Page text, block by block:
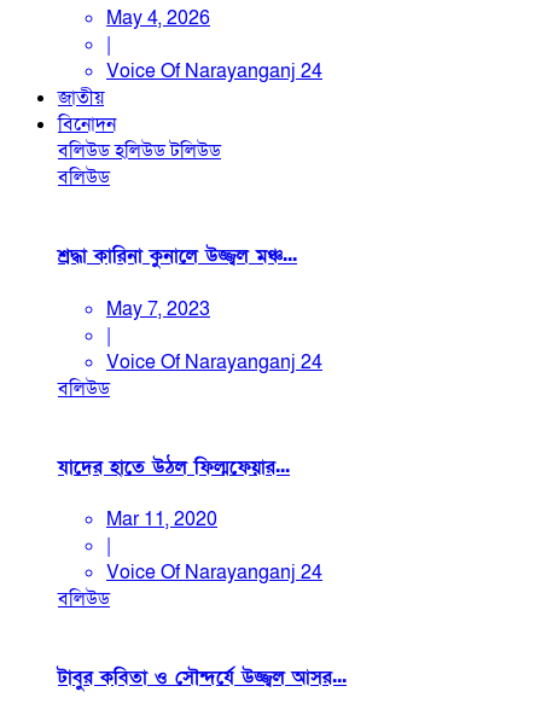
May 4, 2026
|
Voice Of Narayanganj 24
জাতীয়
বিনোদন
বলিউডহলিউডটলিউড
বলিউড
শ্রদ্ধা কারিনা কুনালে উজ্জ্বল মঞ্চ...
May 7, 2023
|
Voice Of Narayanganj 24
বলিউড
যাদের হাতে উঠল ফিল্মফেয়ার...
Mar 11, 2020
|
Voice Of Narayanganj 24
বলিউড
টাবুর কবিতা ও সৌন্দর্যে উজ্জ্বল আসর...